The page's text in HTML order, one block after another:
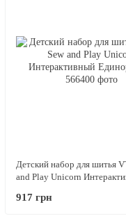
Детский набор для шитья
and Play Unicorn
917 грн